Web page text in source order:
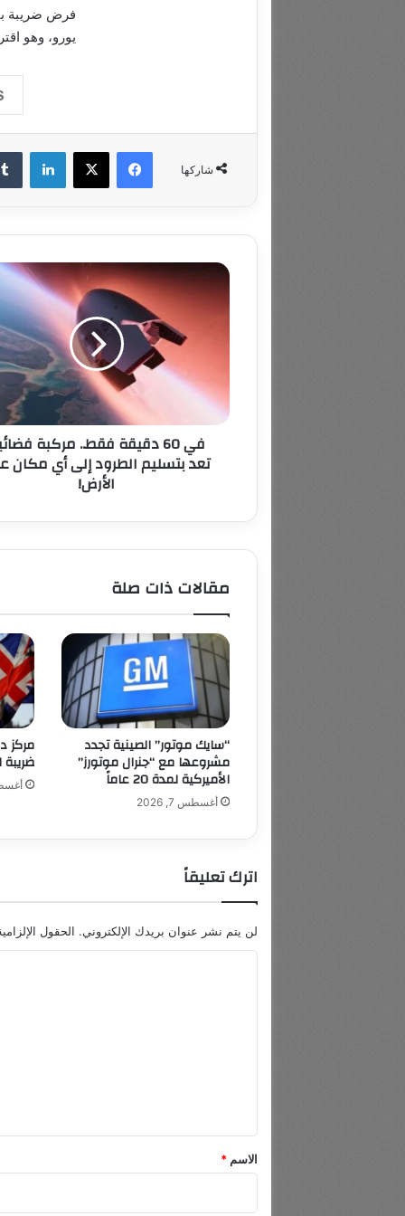
يورو، وهو
شاركها
فيسبوك ‫X
في
60
دقيقة
بتسليم
الطرود
في 60 دقيقة فقط.. مركبة
تعد بتسليم الطرود إلى أي مكان
الأرض!
مقالات ذات صلة
“سايك موتور” الصينية تجدد
مشروعها مع “جنرال موتورز”
الأميركية لمدة 20 عاماً
أغسطس 7, 2026
مركز
ضريبة
أغسطس
اترك تعليقاً
لن يتم نشر عنوان بريدك الإلكتروني. الحقول
*
الاسم *